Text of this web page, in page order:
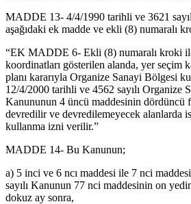
MADDE 13- 4/4/1990 tarihli ve 3621
aşağıdaki ek madde ve ekli (8) numaralı
“EK MADDE 6- Ekli (8) numaralı kroki
koordinatları gösterilen alanda, yer seçim
planı kararıyla Organize Sanayi Bölgesi
12/4/2000 tarihli ve 4562 sayılı Organize
Kanununun 4 üncü maddesinin dördüncü
devredilir ve devredilemeyecek alanlarda
kullanma izni verilir.”
MADDE 14- Bu Kanunun;
a) 5 inci ve 6 ncı maddesi ile 7 nci
sayılı Kanunun 77 nci maddesinin on
dokuz ay sonra,